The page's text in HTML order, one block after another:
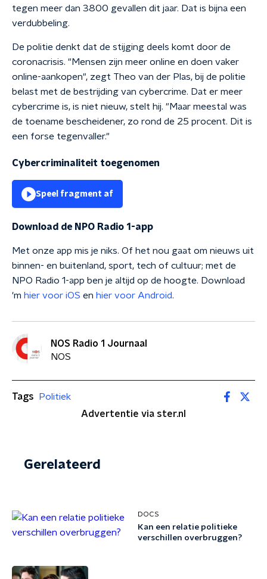
tegen meer dan 3800 gevallen dit jaar. Dat is bijna een
verdubbeling.
De politie denkt dat de stijging deels komt door de
coronacrisis. "Mensen zijn meer online en doen vaker
online-aankopen", zegt Theo van der Plas, bij de politie
belast met de bestrijding van cybercrime. Dat er meer
cybercrime is, is niet nieuw, stelt hij. "Maar meestal was
de toename bescheidener, zo rond de 25 procent. Dit is
een forse tegenvaller."
Cybercriminaliteit toegenomen
Speel fragment af
Download de NPO Radio 1-app
Met onze app mis je niks. Of het nou gaat om nieuws uit
binnen- en buitenland, sport, tech of cultuur; met de
NPO Radio 1-app ben je altijd op de hoogte. Download
'm hier voor iOS en hier voor Android.
NOS Radio 1 Journaal
NOS
Tags
Politiek
Advertentie via ster.nl
Gerelateerd
DOCS
Kan een relatie politieke
verschillen overbruggen?